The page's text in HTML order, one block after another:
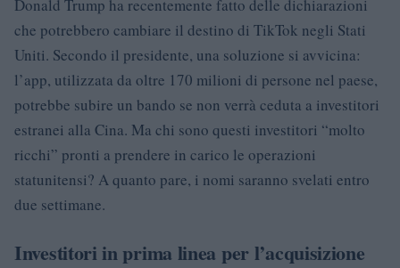
Donald Trump ha recentemente fatto delle dichiarazioni
che potrebbero cambiare il destino di TikTok negli Stati
Uniti. Secondo il presidente, una soluzione si avvicina:
l’app, utilizzata da oltre 170 milioni di persone nel paese,
potrebbe subire un bando se non verrà ceduta a investitori
estranei alla Cina. Ma chi sono questi investitori “molto
ricchi” pronti a prendere in carico le operazioni
statunitensi? A quanto pare, i nomi saranno svelati entro
due settimane.
Investitori in prima linea per l’acquisizione